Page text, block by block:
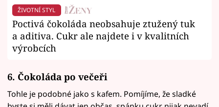
ŽIVOTNÍ STYL
Poctivá čokoláda neobsahuje ztužený tuk
a aditiva. Cukr ale najdete i v kvalitních
výrobcích
6. Čokoláda po večeři
Tohle je podobné jako s kafem. Pomíjíme, že sladké